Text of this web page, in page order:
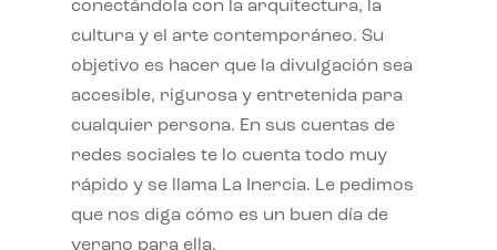
conectándola con la arquitectura, la
cultura y el arte contemporáneo. Su
objetivo es hacer que la divulgación sea
accesible, rigurosa y entretenida para
cualquier persona. En sus cuentas de
redes sociales te lo cuenta todo muy
rápido y se llama La Inercia. Le pedimos
que nos diga cómo es un buen día de
verano para ella.